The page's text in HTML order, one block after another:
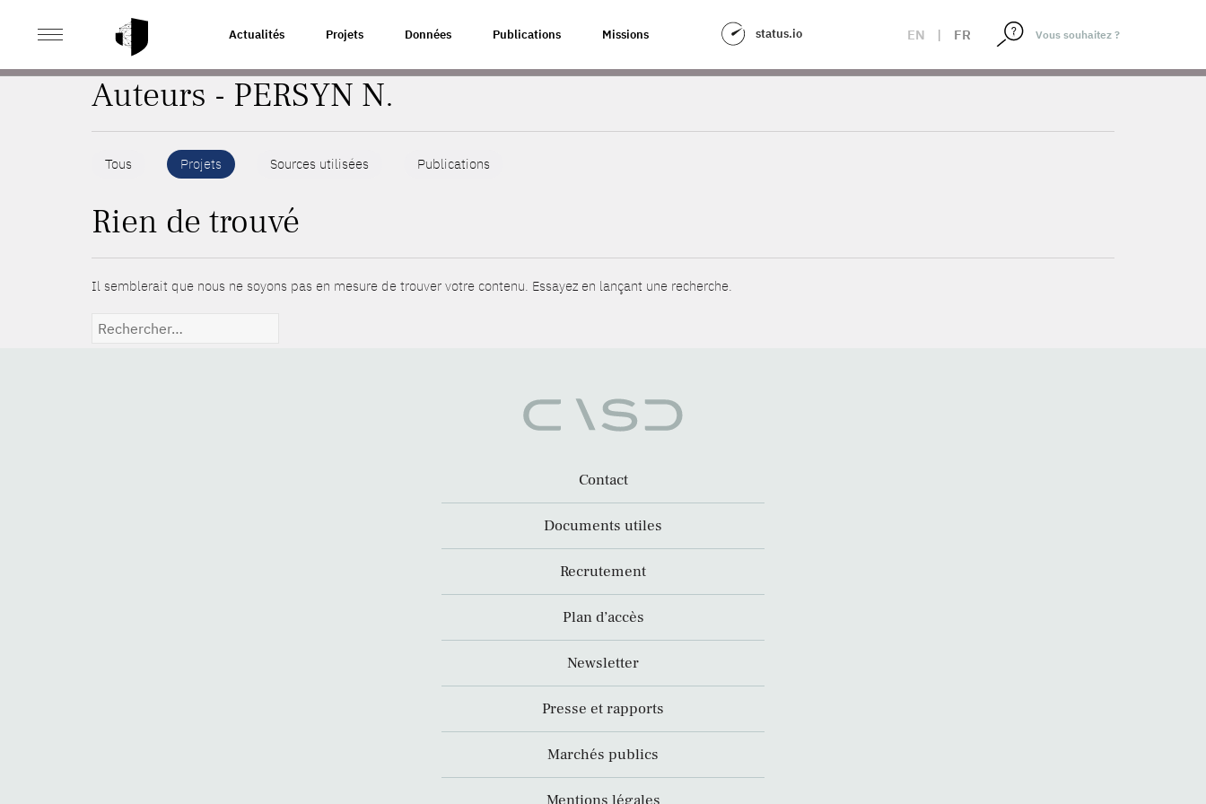
Actualités Projets Données Publications Missions status.io EN | FR
ACCUEIL
Auteurs - PERSYN N.
Tous Projets Sources utilisées Publications
Rien de trouvé
Il semblerait que nous ne soyons pas en mesure de trouver votre contenu. Essayez en lançant une recherche.
Rechercher :
Contact
Documents utiles
Recrutement
Plan d’accès
Newsletter
Presse et rapports
Marchés publics